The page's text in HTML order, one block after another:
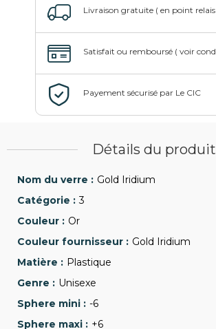
Détails du produit
Gold Iridium
3
Or
Gold Iridium
Plastique
Unisexe
-6
+6